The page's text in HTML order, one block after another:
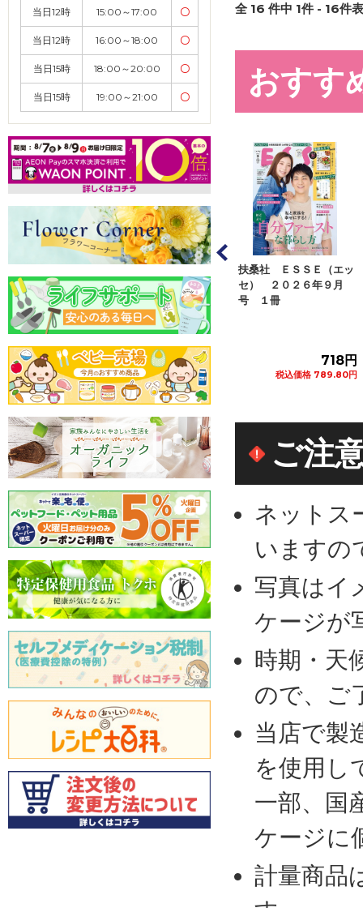
当日12時 15:00～17:00 〇
当日12時 16:00～18:00 〇
当日15時 18:00～20:00 〇
当日15時 19:00～21:00 〇
全 16 件中 1件 - 16件
おすす
イド北海道版
年９月...
582円
税込価格 640.20円
カートに追加
ジページ ２０２６年８
月１７日号 １...
582円
税込価格 640.20円
カートに追加
扶桑社 ＥＳＳＥ（エッ
セ） ２０２６年９月
号 １冊
718円
税込価格 789.80円
ご注
ネットス
いますの
写真はイ
ケージが
時期・天
ので、ご
当店で製
を使用し
一部、国
ケージに
計量商品